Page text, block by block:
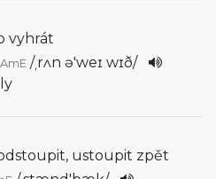
vyhrát
AmE /ˌrʌn ə'weɪ wɪð/
ustoupit zpět